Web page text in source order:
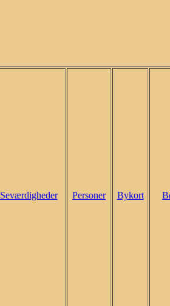
Seværdigheder Personer Bykort